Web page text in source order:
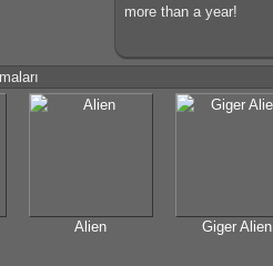
more than a year!
Alien Giger Alien